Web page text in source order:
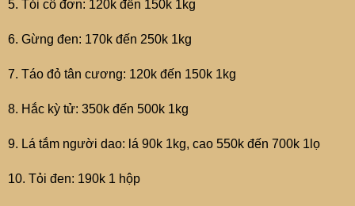
5. Tỏi cô đơn: 120k đến 150k 1kg
6. Gừng đen: 170k đến 250k 1kg
7. Táo đỏ tân cương: 120k đến 150k 1kg
8. Hắc kỳ tử: 350k đến 500k 1kg
9. Lá tắm người dao: lá 90k 1kg, cao 550k đến 700k 1lọ
10. Tỏi đen: 190k 1 hộp